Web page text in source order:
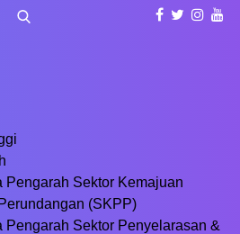
Pengarah Sektor Kemajuan
(SKPP)
Pengarah Sektor Penyelarasan &